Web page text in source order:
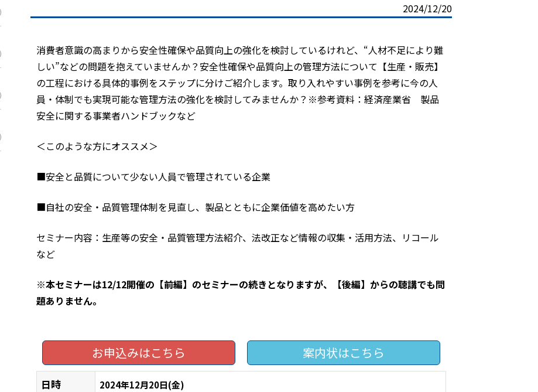
2024/12/20
消費者意識の高まりから安全性確保や品質向上の強化を検討しているけれど、“人材不足により難
しい”などの問題を抱えていませんか？安全性確保や品質向上の管理方法について【生産・販売】
の工程における具体的事例をステップに分けご紹介します。取り入れやすい事例を参考に今の人
員・体制でも実現可能な管理方法の強化を検討してみませんか？※参考資料：経済産業省 製品
安全に関する事業者ハンドブックなど
＜このような方にオススメ＞
■安全と品質について少ない人員で管理されている企業
■自社の安全・品質管理体制を見直し、製品とともに企業価値を高めたい方
セミナー内容：生産等の安全・品質管理方法紹介、法改正など情報の収集・活用方法、リコール
など
※本セミナーは12/12開催の 【前編】 のセミナーの続きとなりますが、 【後編】 からの聴講でも問
題ありません。
お申込みはこちら 案内状はこちら
日時 2024年12月20日(金)